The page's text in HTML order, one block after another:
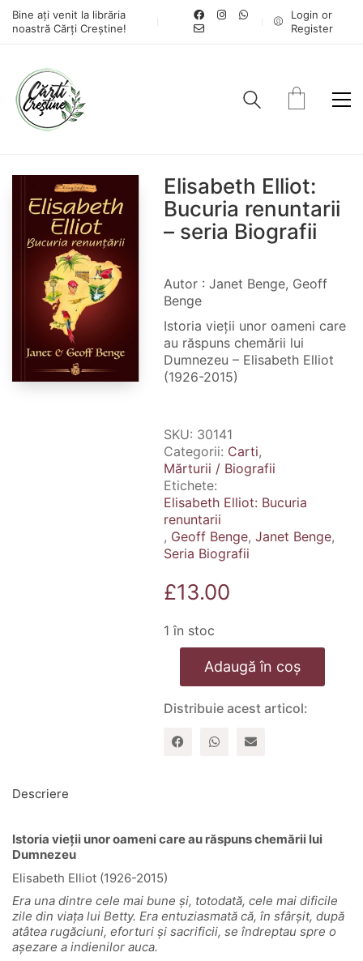
Bine ați venit la librăria
noastră Cărți Creștine!
Login or
Register
Elisabeth Elliot:
Bucuria renuntarii
– seria Biografii
Autor : Janet Benge, Geoff
Benge
Istoria vieții unor oameni care
au răspuns chemării lui
Dumnezeu – Elisabeth Elliot
(1926-2015)
SKU: 30141
Categorii: Carti,
Mărturii / Biografii
Etichete:
Elisabeth Elliot: Bucuria
renuntarii
, Geoff Benge, Janet Benge,
Seria Biografii
£13.00
1 în stoc
Cantitate
Elisabeth
Elliot:
Bucuria
renuntarii
seria
Adaugă în coș
Distribuie acest articol:
Descriere
Istoria vieții unor oameni care au răspuns chemării lui
Dumnezeu
Elisabeth Elliot (1926-2015)
Era una dintre cele mai bune și, totodată, cele mai dificile
zile din viața lui Betty. Era entuziasmată că, în sfârșit, după
atâtea rugăciuni, eforturi și sacrificii, se îndreptau spre o
așezare a indienilor auca.